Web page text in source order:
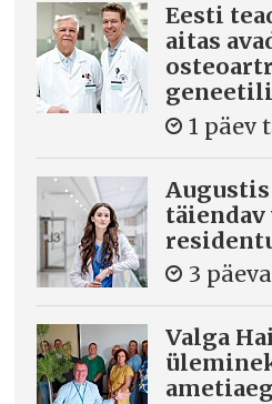
Eesti
aitas
1 päev
Augustis
3
Valga